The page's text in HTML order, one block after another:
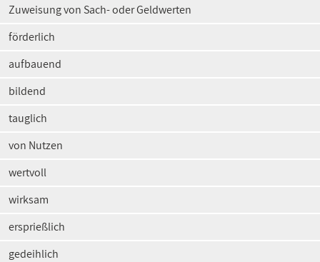
Zuweisung von Sach- oder Geldwerten
förderlich
aufbauend
bildend
tauglich
von Nutzen
wertvoll
wirksam
ersprießlich
gedeihlich